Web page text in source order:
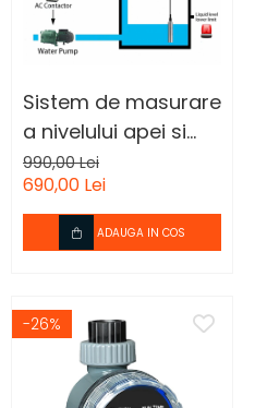
Sistem de masurare
a nivelului apei si
control pompa.
990,00 Lei
690,00 Lei
ADAUGA IN COS
-26%